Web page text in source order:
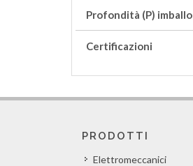
Profondità (P) imballo
Certificazioni
PRODOTTI
Elettromeccanici